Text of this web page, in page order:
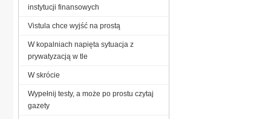
instytucji finansowych
Vistula chce wyjść na prostą
W kopalniach napięta sytuacja z
prywatyzacją w tle
W skrócie
Wypełnij testy, a może po prostu czytaj
gazety